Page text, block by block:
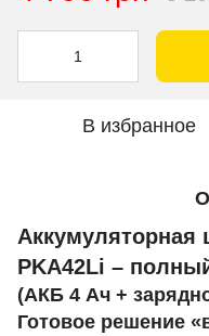
В избранное
Аккумуляторная
PKA42Li –
(АКБ 4 Ач +
Готовое решение